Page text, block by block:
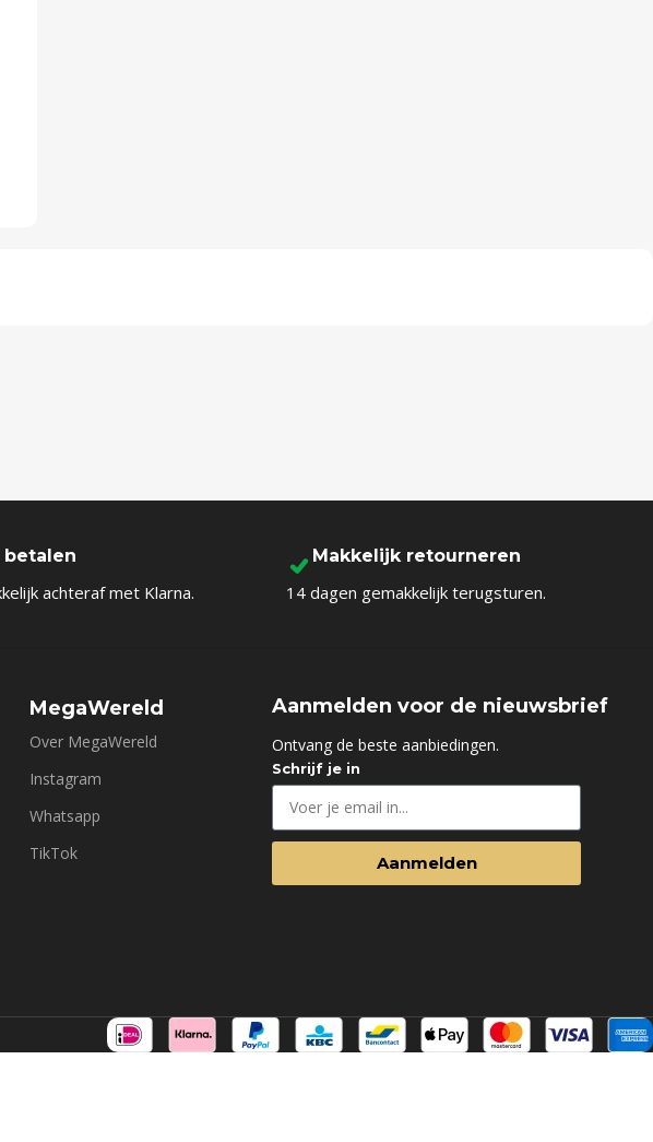
achteraf met Klarna.
Makkelijk retourneren
14 dagen gemakkelijk terugsturen.
MegaWereld
Over MegaWereld
Instagram
Whatsapp
TikTok
Aanmelden voor de nieuwsbrief
Ontvang de beste aanbiedingen.
Schrijf je in
Aanmelden